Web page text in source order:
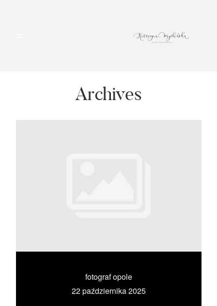
Archives
fotograf opole
22 października 2025
PORTFOLIO
UMÓW SIĘ ZE MNĄ →